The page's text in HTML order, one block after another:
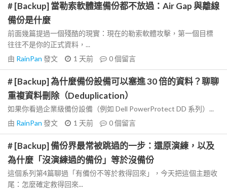
# [Backup] 當勒索軟體連備份都不放過：Air Gap 與離線
備份是什麼
前面幾篇提過一個殘酷的現實：現在的勒索軟體攻擊，第一個目標
往往不是你的正式資料，...
由 RainPan 發文 1 天前 0個留言
# [Backup] 為什麼備份設備可以塞進 30 倍的資料？聊聊
重複資料刪除（Deduplication）
如果你看過企業級備份設備（例如 Dell PowerProtect DD 系列）...
由 RainPan 發文 1 天前 0個留言
# [Backup] 備份界最常被跳過的一步：還原演練，以及
為什麼「沒演練過的備份」等於沒備份
這個系列第4篇聊過「有備份不等於救得回來」，今天把這個主題收
尾：怎麼確定救得回來...